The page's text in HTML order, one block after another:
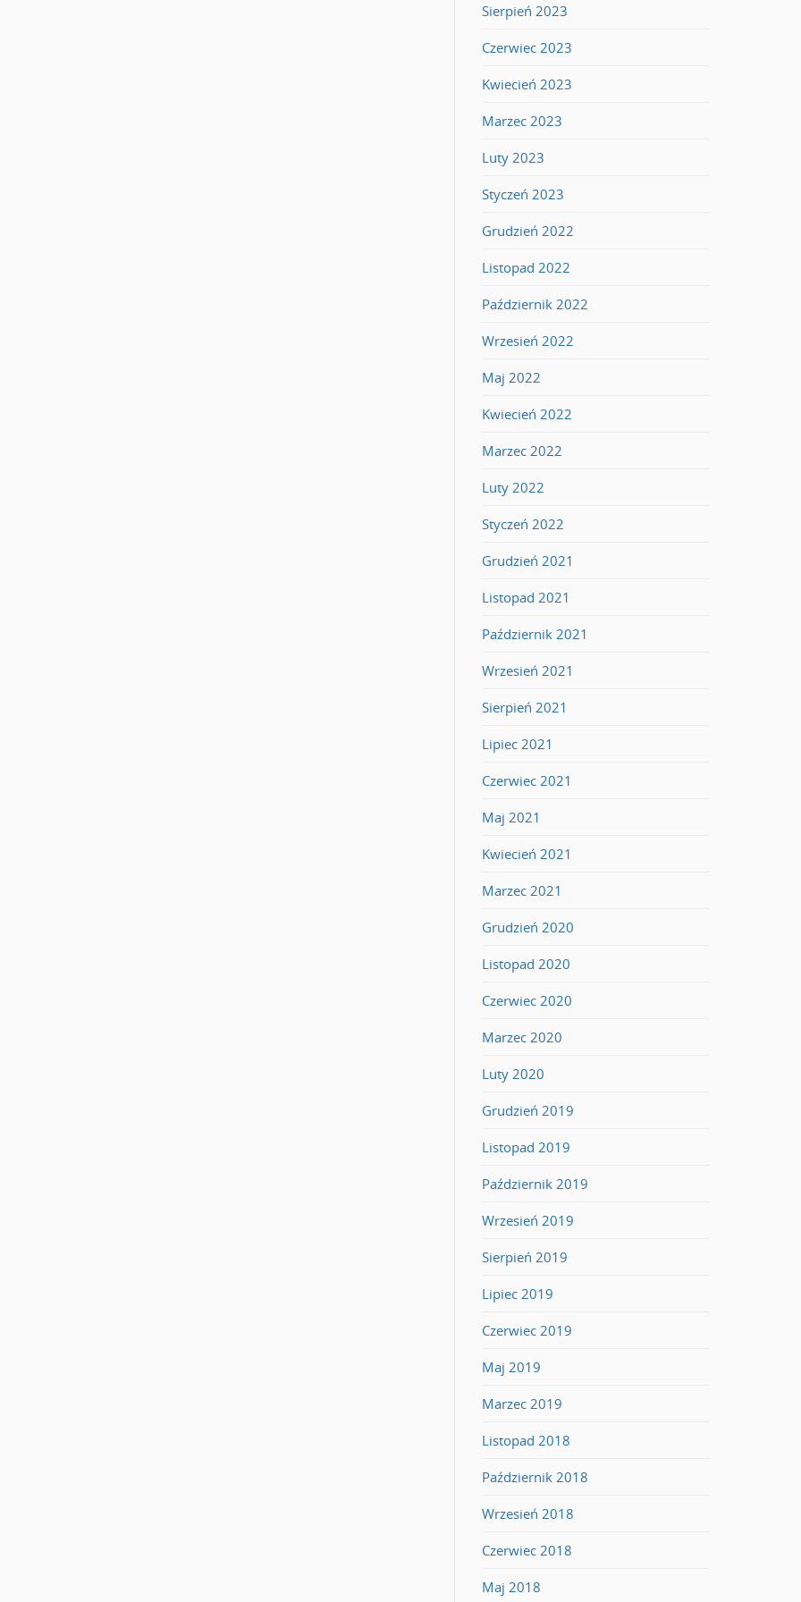
Sierpień 2023
Czerwiec 2023
Kwiecień 2023
Marzec 2023
Luty 2023
Styczeń 2023
Grudzień 2022
Listopad 2022
Październik 2022
Wrzesień 2022
Maj 2022
Kwiecień 2022
Marzec 2022
Luty 2022
Styczeń 2022
Grudzień 2021
Listopad 2021
Październik 2021
Wrzesień 2021
Sierpień 2021
Lipiec 2021
Czerwiec 2021
Maj 2021
Kwiecień 2021
Marzec 2021
Grudzień 2020
Listopad 2020
Czerwiec 2020
Marzec 2020
Luty 2020
Grudzień 2019
Listopad 2019
Październik 2019
Wrzesień 2019
Sierpień 2019
Lipiec 2019
Czerwiec 2019
Maj 2019
Marzec 2019
Listopad 2018
Październik 2018
Wrzesień 2018
Czerwiec 2018
Maj 2018